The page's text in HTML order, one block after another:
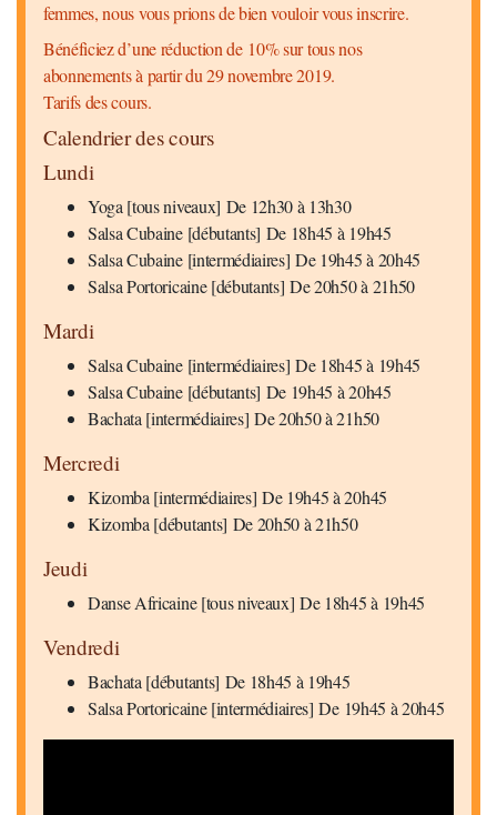
femmes, nous vous prions de bien vouloir vous inscrire.
Bénéficiez d’une réduction de 10% sur tous nos
abonnements à partir du 29 novembre 2019.
Tarifs des cours.
Calendrier des cours
Lundi
Yoga [tous niveaux] De 12h30 à 13h30
Salsa Cubaine [débutants] De 18h45 à 19h45
Salsa Cubaine [intermédiaires] De 19h45 à 20h45
Salsa Portoricaine [débutants] De 20h50 à 21h50
Mardi
Salsa Cubaine [intermédiaires] De 18h45 à 19h45
Salsa Cubaine [débutants] De 19h45 à 20h45
Bachata [intermédiaires] De 20h50 à 21h50
Mercredi
Kizomba [intermédiaires] De 19h45 à 20h45
Kizomba [débutants] De 20h50 à 21h50
Jeudi
Danse Africaine [tous niveaux] De 18h45 à 19h45
Vendredi
Bachata [débutants] De 18h45 à 19h45
Salsa Portoricaine [intermédiaires] De 19h45 à 20h45